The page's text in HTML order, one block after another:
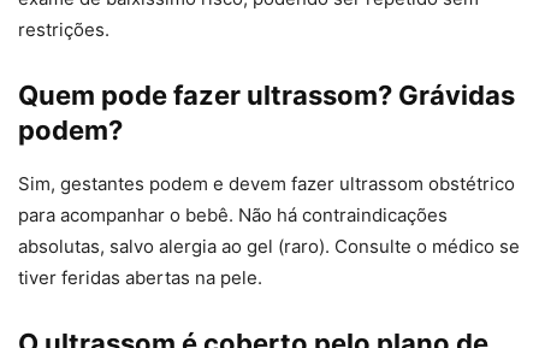
restrições.
Quem pode fazer ultrassom? Grávidas
podem?
Sim, gestantes podem e devem fazer ultrassom obstétrico
para acompanhar o bebê. Não há contraindicações
absolutas, salvo alergia ao gel (raro). Consulte o médico se
tiver feridas abertas na pele.